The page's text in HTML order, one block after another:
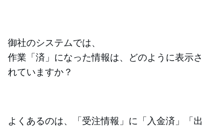
御社のシステムでは、
作業「済」になった情報は、どのように表示さ
れていますか？
よくあるのは、「受注情報」に「入金済」「出